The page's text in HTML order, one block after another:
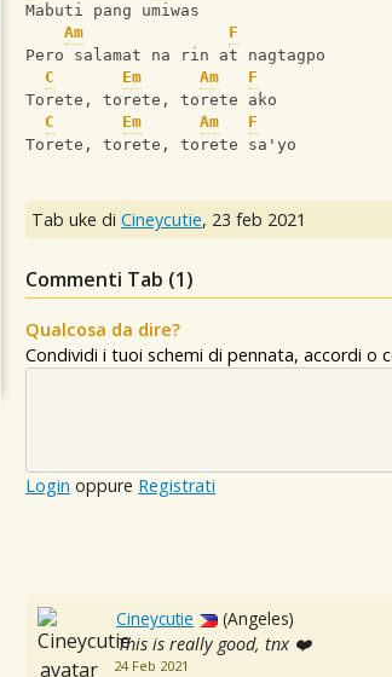
Mabuti pang umiwas
Am
F
Pero salamat na rin at nagtagpo
C
Em Am
F
Torete, torete, torete ako
C
Em Am
F
Torete, torete, torete sa'yo
Tab uke di Cineycutie, 23 feb 2021
Commenti Tab (1)
Qualcosa da dire?
Condividi i tuoi schemi di pennata, accordi o
Login oppure Registrati
Cineycutie
(Angeles)
This is really good, tnx ❤️
24 Feb 2021